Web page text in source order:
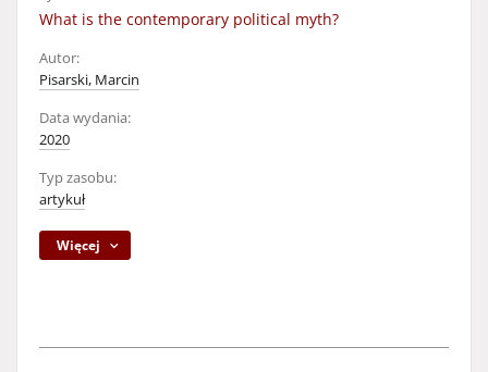
What is the contemporary political myth?
Autor:
Pisarski, Marcin
Data wydania:
2020
Typ zasobu:
artykuł
Więcej